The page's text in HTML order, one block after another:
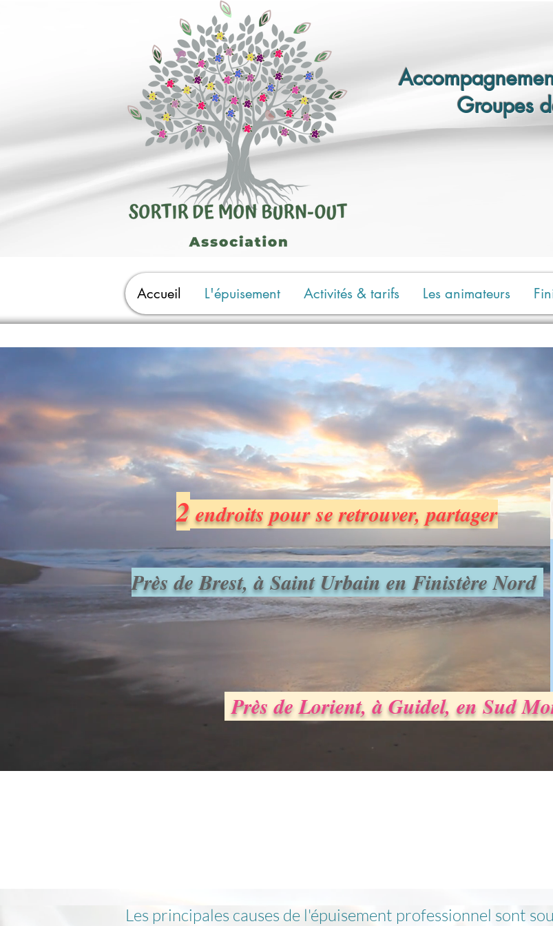
Groupes
Accueil L'épuisement Activités & tarifs Les animateurs
Nous vousaccompagnonsà
épuisement professionnel, et
sortir, puis
2endroits pour se retrouver, partager
Près de Brest, à Saint Urbain en Finistère Nord
Près de Lorient, à Guidel, en Sud
Les principales causes de l'épuisement professionnel sont